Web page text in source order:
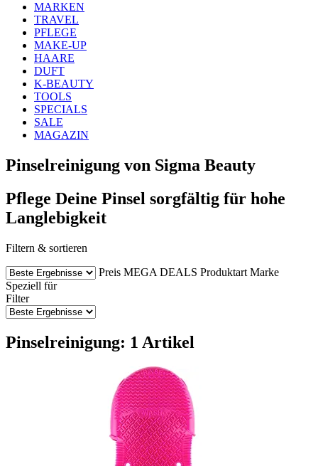
MARKEN
TRAVEL
PFLEGE
MAKE-UP
HAARE
DUFT
K-BEAUTY
TOOLS
SPECIALS
SALE
MAGAZIN
Pinselreinigung von Sigma Beauty
Pflege Deine Pinsel sorgfältig für hohe
Langlebigkeit
Filtern & sortieren
Preis MEGA DEALS Produktart Marke
Speziell für
Filter
Pinselreinigung: 1 Artikel